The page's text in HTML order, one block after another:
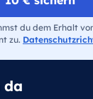
du dem Erhalt
zu.
da